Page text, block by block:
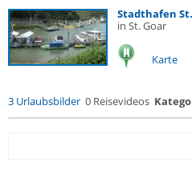
Stadthafen
in St. Goar
Karte
3 Urlaubsbilder 0 Reisevideos